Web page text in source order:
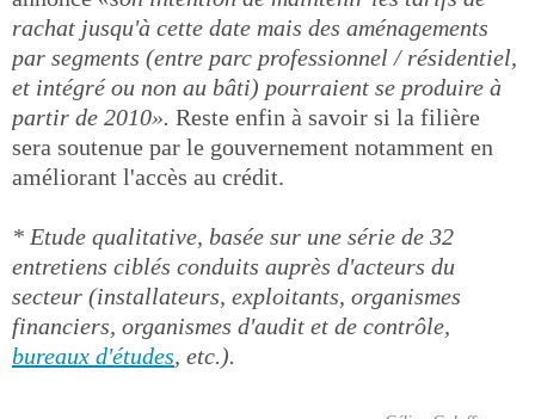
rachat jusqu'à cette date mais des aménagements
par segments (entre parc professionnel / résidentiel,
et intégré ou non au bâti) pourraient se produire à
partir de 2010». Reste enfin à savoir si la filière
sera soutenue par le gouvernement notamment en
améliorant l'accès au crédit.
* Etude qualitative, basée sur une série de 32
entretiens ciblés conduits auprès d'acteurs du
secteur (installateurs, exploitants, organismes
financiers, organismes d'audit et de contrôle,
bureaux d'études, etc.).